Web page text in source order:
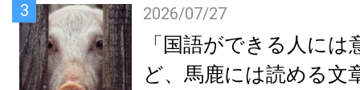
3 2026/07/27
「国語ができる人には
ど、馬鹿には読める文